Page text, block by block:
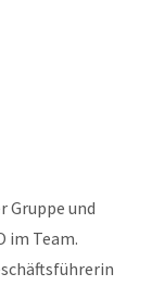
Gruppe und
im Team.